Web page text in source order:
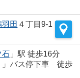
羽田 ４丁目9-1
石」駅 徒歩16分
」バス停下車 徒歩